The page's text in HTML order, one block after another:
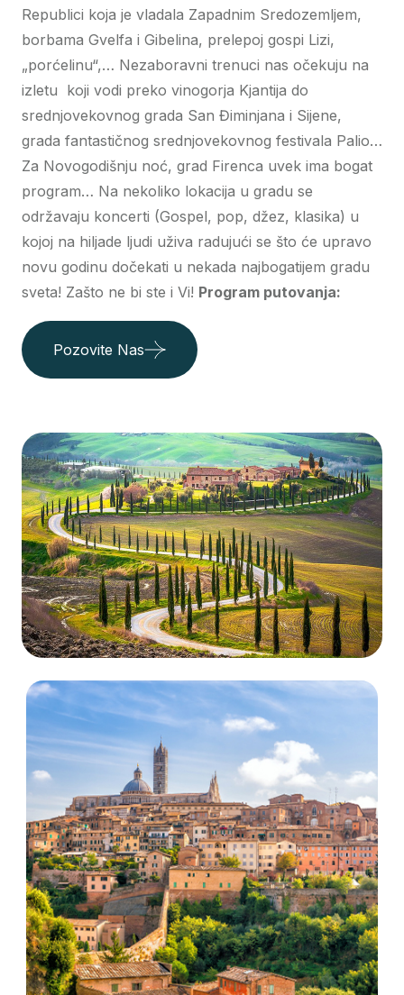
Republici koja je vladala Zapadnim Sredozemljem,
borbama Gvelfa i Gibelina, prelepoj gospi Lizi,
„porćelinu“,… Nezaboravni trenuci nas očekuju na
izletu koji vodi preko vinogorja Kjantija do
srednjovekovnog grada San Điminjana i Sijene,
grada fantastičnog srednjovekovnog festivala Palio…
Za Novogodišnju noć, grad Firenca uvek ima bogat
program… Na nekoliko lokacija u gradu se
održavaju koncerti (Gospel, pop, džez, klasika) u
kojoj na hiljade ljudi uživa radujući se što će upravo
novu godinu dočekati u nekada najbogatijem gradu
sveta! Zašto ne bi ste i Vi! Program putovanja:
Pozovite Nas